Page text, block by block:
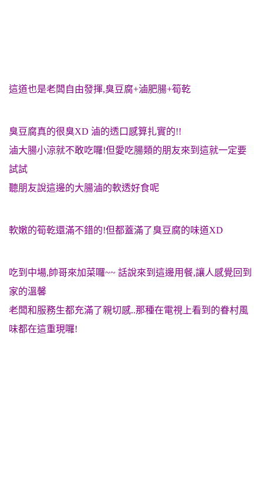
這道也是老闆自由發揮,臭豆腐+滷肥腸+筍乾
臭豆腐真的很臭XD 滷的透口感算扎實的!!
滷大腸小涼就不敢吃囉!但愛吃腸類的朋友來到這就一定要
試試
聽朋友說這邊的大腸滷的軟透好食呢
軟嫩的筍乾還滿不錯的!但都蓋滿了臭豆腐的味道XD
吃到中場,帥哥來加菜囉~~ 話說來到這邊用餐,讓人感覺回到
家的溫馨
老闆和服務生都充滿了親切感..那種在電視上看到的眷村風
味都在這重現囉!